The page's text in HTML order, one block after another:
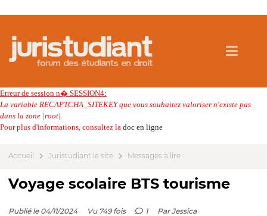
Erreur de session n� SESSION4:
La variable RECAPTCHA_SITEKEY que vous souhaitez valoriser n'existe pas
dans la zone |root|.
Pour plus d'informations, consultez la doc en ligne
Accueil Juristudiant le site Messages à lire
Voyage scolaire BTS tourisme
Publié le 04/11/2024 Vu 749 fois 1 ParJessica